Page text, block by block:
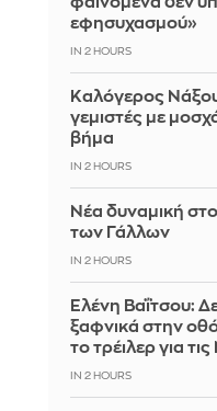
εφησυχασμού»
IN 2 HOURS
Καλόγερος
γεμιστές με
βήμα
IN 2 HOURS
Νέα δυναμική
των Γάλλων
IN 2 HOURS
Ελένη Βαΐτσου:
ξαφνικά στην
το τρέιλερ για
IN 2 HOURS